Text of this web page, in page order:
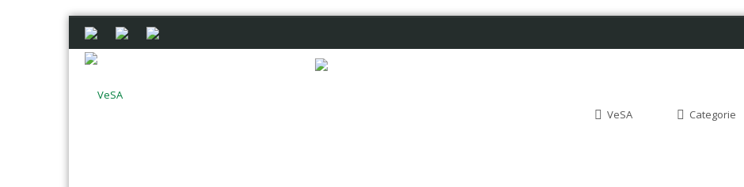
VeSA Categorie